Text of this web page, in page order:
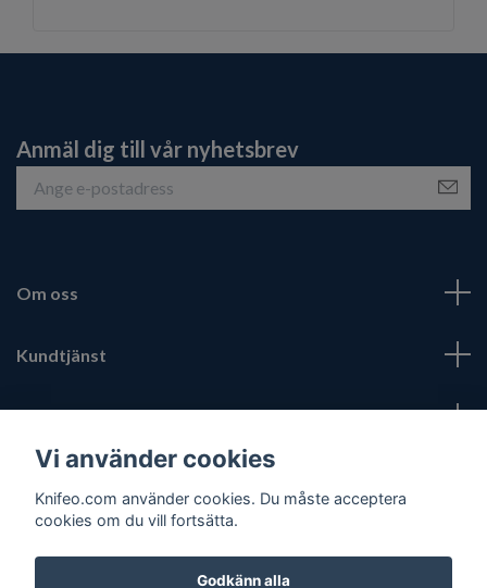
Anmäl dig till vår nyhetsbrev
Om oss
Kundtjänst
Fotmeny
Vi använder cookies
Knifeo.com använder cookies. Du måste acceptera
cookies om du vill fortsätta.
Godkänn alla